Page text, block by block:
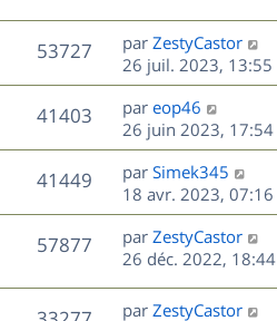
g
e
s
s
a
g
e
s
r
m
e
s
s
a
g
e
e
s
n
i
e
r
m
e
s
s
a
g
e
53727V
u
e
s
D
e
r
n
i
e
r
m
e
s
s
a
g
par ZestyCastor
26 juil. 2023, 13:55
41403V
u
s
D
e
r
n
i
e
r
m
e
s
par eop46
26 juin 2023, 17:54
41449V
u
D
e
r
n
i
e
r
par Simek345
18 avr. 2023, 07:16
57877V
u
D
e
n
par ZestyCastor
26 déc. 2022, 18:44
D
par ZestyCastor